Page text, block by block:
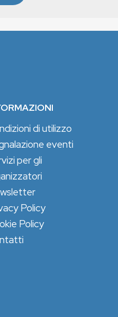
di utilizzo
eventi
per gli
Policy
Policy